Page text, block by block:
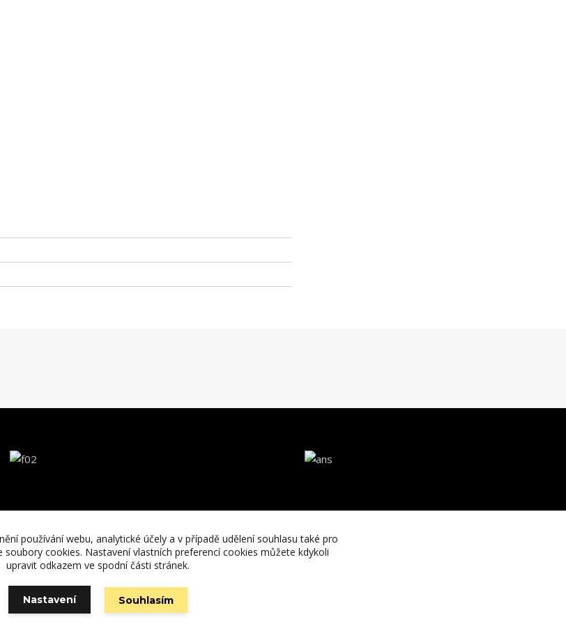
používání webu, analytické účely a v případě udělení souhlasu také pro
soubory cookies. Nastavení vlastních preferencí cookies můžete kdykoli
upravit odkazem ve spodní části stránek.
Nastavení Souhlasím